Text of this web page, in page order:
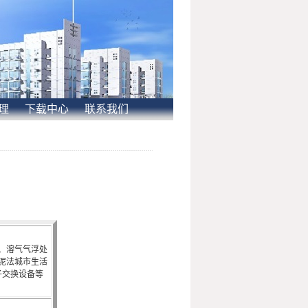
下载中心 联系我们
溶气气浮处
法城市生活
换设备等